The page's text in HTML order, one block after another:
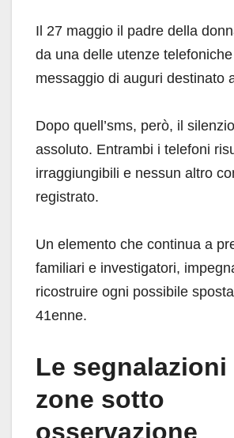
Il 27 maggio il padre della
da una delle utenze
messaggio di auguri destinato
Dopo quell’sms, però, il
assoluto. Entrambi i telefoni
irraggiungibili e nessun altro
registrato.
Un elemento che continua a
familiari e investigatori,
ricostruire ogni possibile
41enne.
Le segnalazioni
zone sotto
osservazione